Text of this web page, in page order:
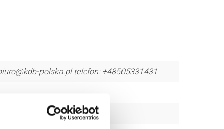
polska.pl telefon: +48505331431